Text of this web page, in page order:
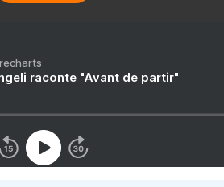
raconte "Avant de partir"